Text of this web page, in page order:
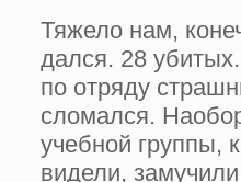
Тяжело нам,
дался. 28
по отряду
сломался.
учебной группы,
видели,